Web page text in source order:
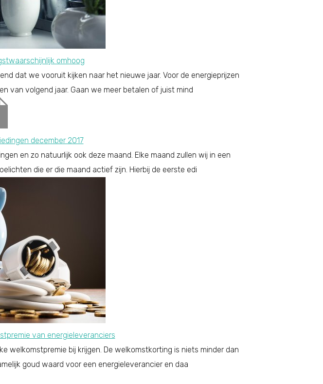
omhoog
dat we vooruit kijken naar het nieuwe jaar. Voor de energieprijzen
van volgend jaar. Gaan we meer betalen of juist mind
december 2017
en zo natuurlijk ook deze maand. Elke maand zullen wij in een
die er die maand actief zijn. Hierbij de eerste edi
van energieleveranciers
welkomstpremie bij krijgen. De welkomstkorting is niets minder dan
goud waard voor een energieleverancier en daa